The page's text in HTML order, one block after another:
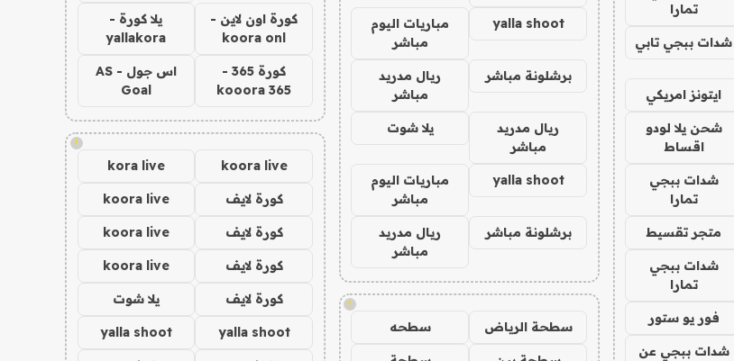
تمارا
شدات ببجي تابي
ايتونز امريكي
شحن يلا لودو
اقساط
شدات ببجي
تمارا
متجر تقسيط
شدات ببجي
تمارا
فور يو ستور
شدات ببجي عن
yalla shoot
مباريات اليوم
مباشر
برشلونة مباشر
ريال مدريد
مباشر
ريال مدريد
مباشر
يلا شوت
yalla shoot
مباريات اليوم
مباشر
برشلونة مباشر
ريال مدريد
مباشر
!
سطحة الرياض سطحه
كورة اون لاين -
koora onl
يلا كورة -
yallakora
كورة 365 -
kooora 365
اس جول - AS
Goal
!
koora live
kora live
كورة لايف koora live
كورة لايف koora live
كورة لايف koora live
كورة لايف يلا شوت
yalla shoot
yalla shoot